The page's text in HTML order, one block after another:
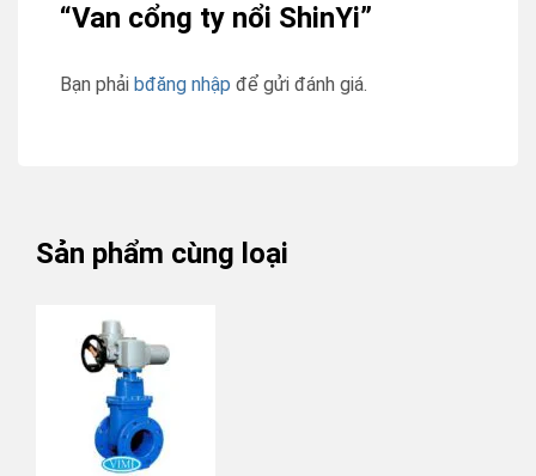
“Van cổng ty nổi ShinYi”
Bạn phải bđăng nhập để gửi đánh giá.
Sản phẩm cùng loại